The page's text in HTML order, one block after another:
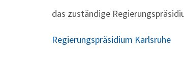
das zuständige
Regierungspräsidium Karlsruhe